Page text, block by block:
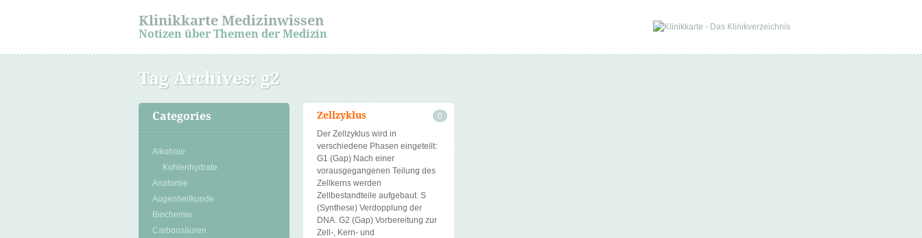
Klinikkarte Medizinwissen
Notizen über Themen der Medizin
Tag Archives: g2
Categories
Alkohole
Kohlenhydrate
Anatomie
Augenheilkunde
Biochemie
Carbonsäuren
Zellzyklus
0
Der Zellzyklus wird in
verschiedene Phasen eingeteilt:
G1 (Gap) Nach einer
vorausgegangenen Teilung des
Zellkerns werden
Zellbestandteile aufgebaut. S
(Synthese) Verdopplung der
DNA. G2 (Gap) Vorbereitung zur
Zell-, Kern- und